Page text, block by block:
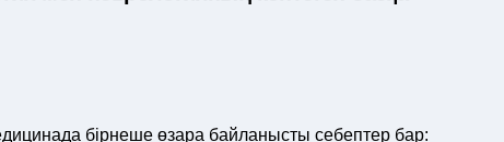
бірнеше өзара байланысты себептер бар: